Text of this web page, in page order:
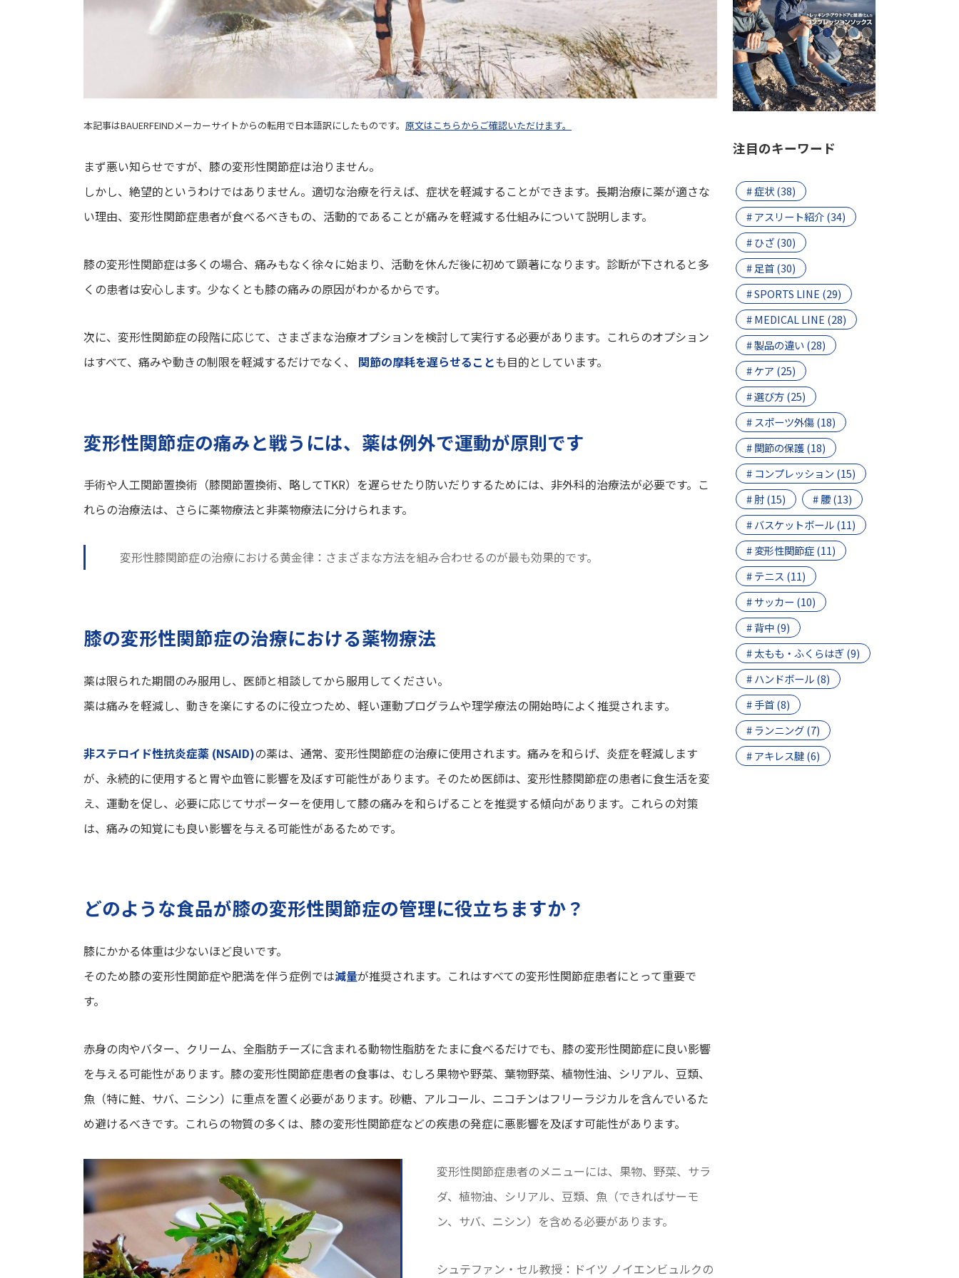
本記事はBAUERFEINDメーカーサイトからの転用で日本語訳にしたものです。 原文はこちらからご確認いただけます。
まず悪い知らせですが、膝の変形性関節症は治りません。
しかし、絶望的というわけではありません。適切な治療を行えば、症状を軽減することができます。長期治療に薬が適さな
い理由、変形性関節症患者が食べるべきもの、活動的であることが痛みを軽減する仕組みについて説明します。
膝の変形性関節症は多くの場合、痛みもなく徐々に始まり、活動を休んだ後に初めて顕著になります。診断が下されると多
くの患者は安心します。少なくとも膝の痛みの原因がわかるからです。
次に、変形性関節症の段階に応じて、さまざまな治療オプションを検討して実行する必要があります。これらのオプション
はすべて、痛みや動きの制限を軽減するだけでなく、 関節の摩耗を遅らせることも目的としています。
変形性関節症の痛みと戦うには、薬は例外で運動が原則です
手術や人工関節置換術（膝関節置換術、略してTKR）を遅らせたり防いだりするためには、非外科的治療法が必要です。こ
れらの治療法は、さらに薬物療法と非薬物療法に分けられます。
変形性膝関節症の治療における黄金律：さまざまな方法を組み合わせるのが最も効果的です。
膝の変形性関節症の治療における薬物療法
薬は限られた期間のみ服用し、医師と相談してから服用してください。
薬は痛みを軽減し、動きを楽にするのに役立つため、軽い運動プログラムや理学療法の開始時によく推奨されます。
非ステロイド性抗炎症薬 (NSAID)の薬は、通常、変形性関節症の治療に使用されます。痛みを和らげ、炎症を軽減します
が、永続的に使用すると胃や血管に影響を及ぼす可能性があります。そのため医師は、変形性膝関節症の患者に食生活を変
え、運動を促し、必要に応じてサポーターを使用して膝の痛みを和らげることを推奨する傾向があります。これらの対策
は、痛みの知覚にも良い影響を与える可能性があるためです。
どのような食品が膝の変形性関節症の管理に役立ちますか？
膝にかかる体重は少ないほど良いです。
そのため膝の変形性関節症や肥満を伴う症例では減量が推奨されます。これはすべての変形性関節症患者にとって重要で
す。
赤身の肉やバター、クリーム、全脂肪チーズに含まれる動物性脂肪をたまに食べるだけでも、膝の変形性関節症に良い影響
を与える可能性があります。膝の変形性関節症患者の食事は、むしろ果物や野菜、葉物野菜、植物性油、シリアル、豆類、
魚（特に鮭、サバ、ニシン）に重点を置く必要があります。砂糖、アルコール、ニコチンはフリーラジカルを含んでいるた
め避けるべきです。これらの物質の多くは、膝の変形性関節症などの疾患の発症に悪影響を及ぼす可能性があります。
変形性関節症患者のメニューには、果物、野菜、サラ
ダ、植物油、シリアル、豆類、魚（できればサーモ
ン、サバ、ニシン）を含める必要があります。
シュテファン・セル教授：ドイツ ノイエンビュルクの
注目のキーワード
# 症状 (38)
# アスリート紹介 (34)
# ひざ (30)
# 足首 (30)
# SPORTS LINE (29)
# MEDICAL LINE (28)
# 製品の違い (28)
# ケア (25)
# 選び方 (25)
# スポーツ外傷 (18)
# 関節の保護 (18)
# コンプレッション (15)
# 肘 (15)
# 腰 (13)
# バスケットボール (11)
# 変形性関節症 (11)
# テニス (11)
# サッカー (10)
# 背中 (9)
# 太もも・ふくらはぎ (9)
# ハンドボール (8)
# 手首 (8)
# ランニング (7)
# アキレス腱 (6)